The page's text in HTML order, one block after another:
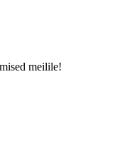
meilile!